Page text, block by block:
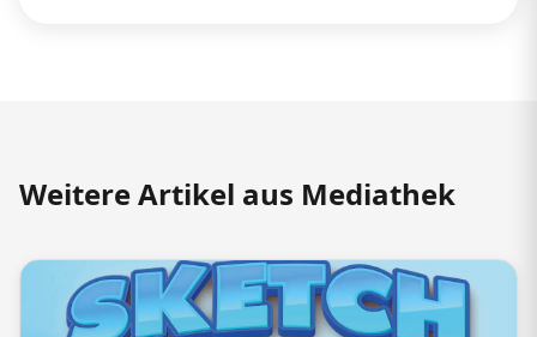
Weitere Artikel aus Mediathek